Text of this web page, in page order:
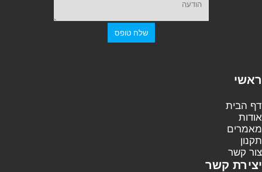
ראשי
דף הבית
אודות
מאמרים
תקנון
צור קשר
יצירת קשר